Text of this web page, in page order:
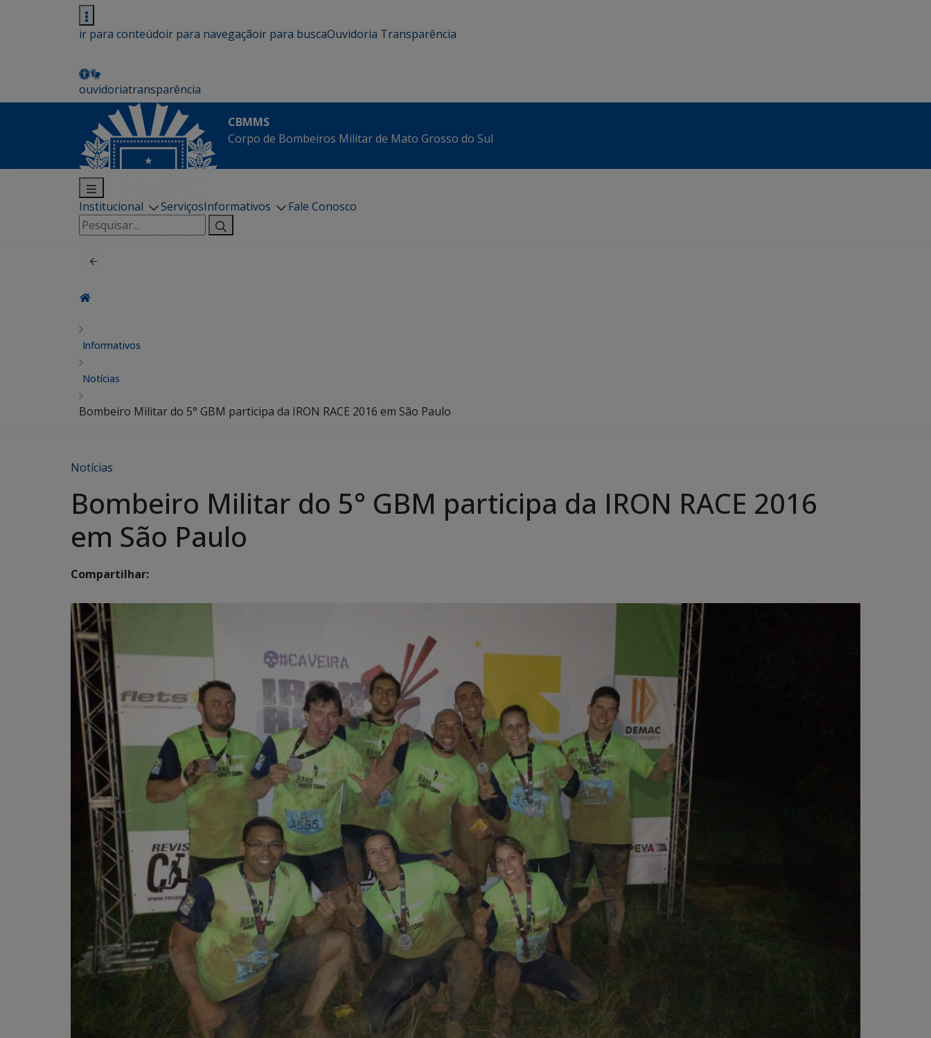
ir para conteúdoir para navegaçãoir para buscaOuvidoria Transparência
ouvidoriatransparência
CBMMS
Corpo de Bombeiros Militar de Mato Grosso do Sul
Institucional ServiçosInformativos
Fale Conosco
Pesquisar
por:
Informativos
Notícias
Bombeiro Militar do 5° GBM participa da IRON RACE 2016 em São Paulo
Notícias
Bombeiro Militar do 5° GBM participa da IRON RACE 2016
em São Paulo
Compartilhar: